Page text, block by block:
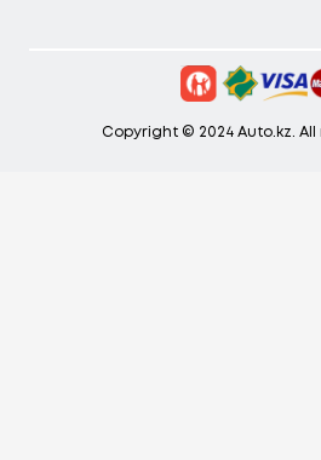
Copyright © 2024 Auto.kz.